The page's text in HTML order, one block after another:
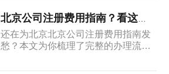
北京公司注册费用指南？看这篇就够了
还在为北京北京公司注册费用指南发
愁？本文为你梳理了完整的办理流程